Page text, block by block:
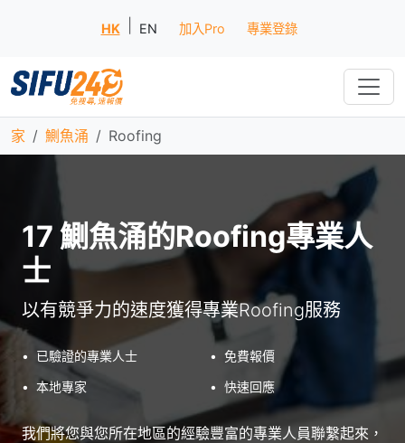
HK EN 加入Pro 專業登錄
家 鰂魚涌 Roofing
17 鰂魚涌的Roofing專業人
士
以有競爭力的速度獲得專業Roofing服務
• 已驗證的專業人士 • 免費報價
• 本地專家 • 快速回應
我們將您與您所在地區的經驗豐富的專業人員聯繫起來，